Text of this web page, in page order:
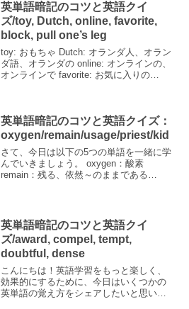
英単語暗記のコツと英語クイ
ズ/toy, Dutch, online, favorite,
block, pull one’s leg
toy: おもちゃ Dutch: オランダ人、オラン
ダ語、オランダの online: オンラインの、
オンラインで favorite: お気に入りの
英単語暗記のコツと英語クイズ：
oxygen/remain/usage/priest/kid
さて、今日は以下の5つの単語を一緒に学
んでいきましょう。 oxygen：酸素
remain：残る、依然～のままである
英単語暗記のコツと英語クイ
ズ/award, compel, tempt,
doubtful, dense
こんにちは！英語学習をもっと楽しく、
効果的にするために、今日はいくつかの
英単語の覚え方をシェアしたいと思いま